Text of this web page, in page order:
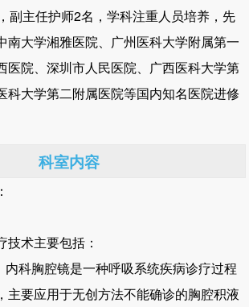
副主任护师2名，学科注重人员培养，先
南大学湘雅医院、广州医科大学附属第一
医院、深圳市人民医院、广西医科大学第
科大学第二附属医院等国内知名医院进修
科室内容
术主要包括：
内科胸腔镜是一种呼吸系统疾病诊疗过程
主要应用于无创方法不能确诊的胸腔积液